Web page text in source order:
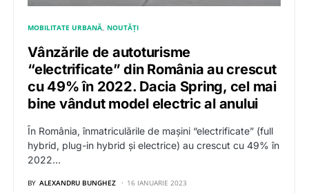
MOBILITATE URBANĂ NOUTĂȚI
Vânzările de autoturisme
“electrificate” din România au crescut
cu 49% în 2022. Dacia Spring, cel mai
bine vândut model electric al anului
În România, înmatriculările de mașini “electrificate” (full
hybrid, plug-in hybrid și electrice) au crescut cu 49% în
2022…
BY ALEXANDRU BUNGHEZ 16 IANUARIE 2023